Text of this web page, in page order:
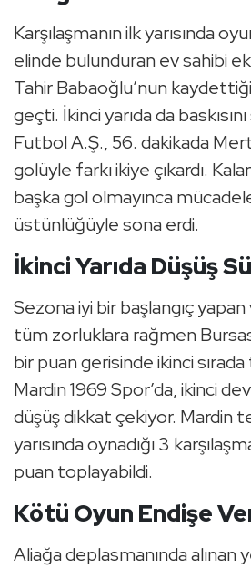
Karşılaşmanın ilk yarısında
elinde bulunduran ev sahibi
Tahir Babaoğlu’nun
geçti. İkinci yarıda da
Futbol A.Ş., 56. dakikada
golüyle farkı ikiye çıkardı.
başka gol olmayınca
üstünlüğüyle sona erdi.
İkinci Yarıda Düşüş
Sezona iyi bir başlangıç yapan
tüm zorluklara rağmen
bir puan gerisinde ikinci
Mardin 1969 Spor’da, ikinci
düşüş dikkat çekiyor. Mardin
yarısında oynadığı 3
puan toplayabildi.
Kötü Oyun Endişe
Aliağa deplasmanında alınan